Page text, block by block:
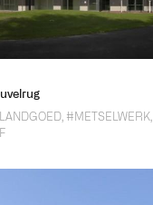
, #METSELWERK,